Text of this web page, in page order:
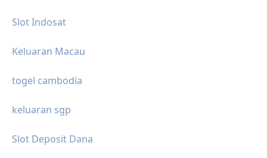
Slot Indosat
Keluaran Macau
togel cambodia
keluaran sgp
Slot Deposit Dana